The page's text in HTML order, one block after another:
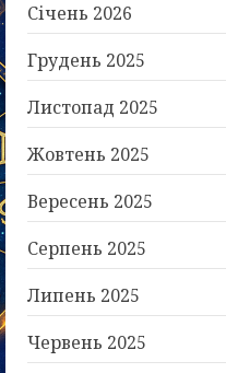
Січень 2026
Грудень 2025
Листопад 2025
Жовтень 2025
Вересень 2025
Серпень 2025
Липень 2025
Червень 2025